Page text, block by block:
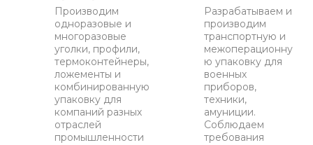
Производим
одноразовые и
многоразовые
уголки, профили,
термоконтейнеры,
ложементы и
комбинированную
упаковку для
компаний разных
отраслей
промышленности
Разрабатываем и
производим
транспортную и
межоперационну
ю упаковку для
военных
приборов,
техники,
амуниции.
Соблюдаем
требования